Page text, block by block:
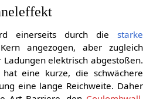
einerseits durch diestarke
angezogen, aber zugleich
elektrisch abgestoßen.
eine kurze, die schwächere
eine lange Reichweite. Daher